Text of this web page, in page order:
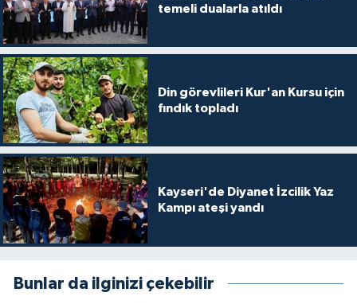
temeli dualarla atıldı
Din görevlileri Kur'an Kursu için
fındık topladı
Kayseri'de Diyanet İzcilik Yaz
Kampı ateşi yandı
Bunlar da ilginizi çekebilir
Gümüşhane Müftülüğü
Hakkari Müftülüğü
Hatay Müftülüğü
Iğdır Müftülüğü
Isparta Müftülüğü
İstanbul Müftülüğü